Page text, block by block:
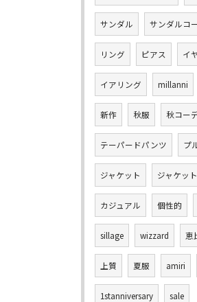
サンダル サンダルコ
リング ピアス イ
イアリング millanni
新作 秋服 秋コー
テーパードパンツ プ
ジャケット ジャケッ
カジュアル 個性的
sillage wizzard 恵
上質 夏服 amiri
1stanniversary sale